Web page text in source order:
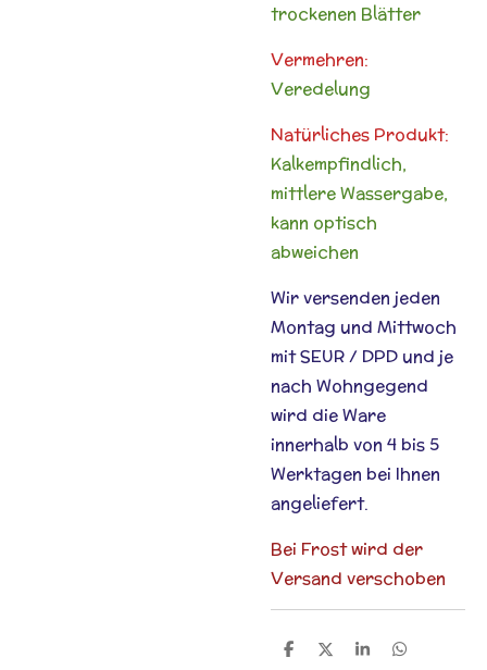
trockenen Blätter
Vermehren:
Veredelung
Natürliches Produkt:
Kalkempfindlich,
mittlere Wassergabe,
kann optisch
abweichen
Wir versenden jeden
Montag und Mittwoch
mit SEUR / DPD und je
nach Wohngegend
wird die Ware
innerhalb von 4 bis 5
Werktagen bei Ihnen
angeliefert.
Bei Frost wird der
Versand verschoben
T T T T